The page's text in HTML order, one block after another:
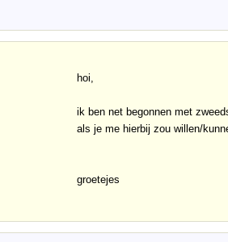
hoi,
ik ben net begonnen met
als je me hierbij zou willen/
groetejes